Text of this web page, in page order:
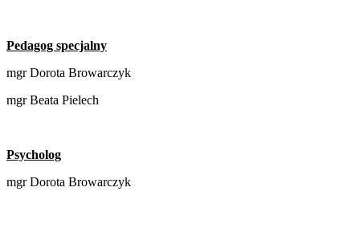
Pedagog specjalny
mgr Dorota Browarczyk
mgr Beata Pielech
Psycholog
mgr Dorota Browarczyk